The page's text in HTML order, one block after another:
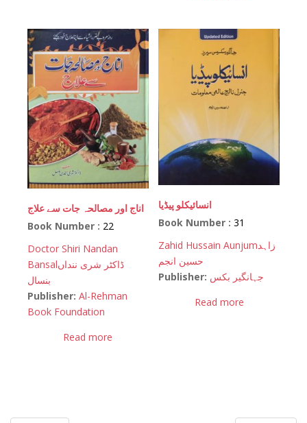
اناج اور مصالحہ جات سے علاج
Book Number : 22
Doctor Shiri Nandan
Bansalڈاکٹر شری ننداں
بنسال
Publisher: Al-Rehman
Book Foundation
Read more
انسائیکلو پیڈیا
Book Number :31
Zahid Hussain Aunjumزاہد
حسین انجم
Publisher: جہانگیر بکس
Read more